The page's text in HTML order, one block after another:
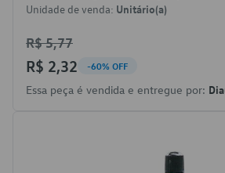
Unidade de venda: Unitário(a)
R$ 5,77
R$ 2,32 -60% OFF
Essa peça é vendida e entregue por: